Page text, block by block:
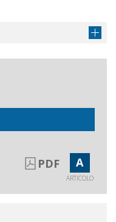
PDF A
ARTICOLO